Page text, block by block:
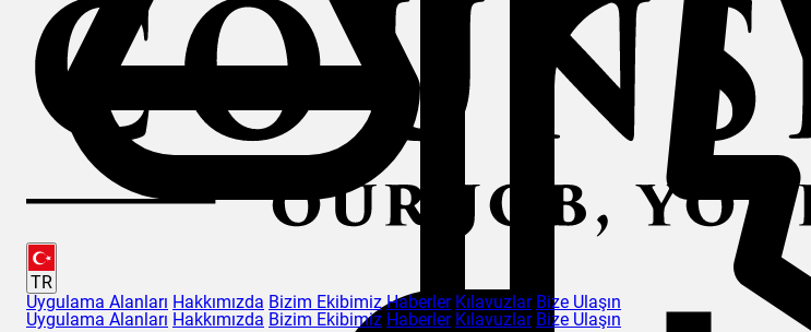
TR
Uygulama Alanları Hakkımızda Bizim Ekibimiz Haberler Kılavuzlar Bize Ulaşın
Uygulama Alanları Hakkımızda Bizim Ekibimiz Haberler Kılavuzlar Bize Ulaşın